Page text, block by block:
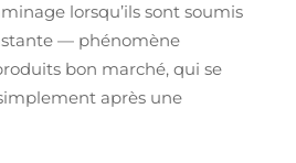
lorsqu’ils sont soumis
— phénomène
bon marché, qui se
après une